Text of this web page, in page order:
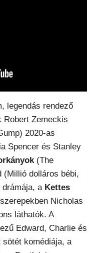
legendás rendező
Robert Zemeckis
2020-as
Spencer és Stanley
(The
(Millió dolláros bébi,
a Kettes
Nicholas
láthatók. A
Edward, Charlie és
komédiája, a